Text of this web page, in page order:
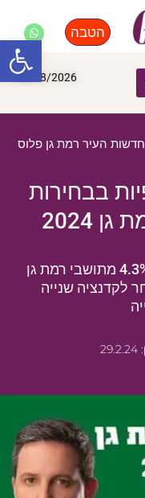
הטבה
08/08/2026
חדשות העיר רמת גן פלוס
בבחירות
2024
התוצאות הסופית: רוב זעום של 4.3% מתושבי רמת גן
לקדנציה שנייה
פתח